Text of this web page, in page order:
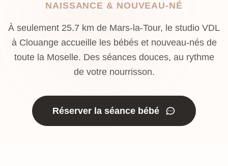
NAISSANCE & NOUVEAU-NÉ
À seulement 25.7 km de Mars-la-Tour, le studio VDL
à Clouange accueille les bébés et nouveau-nés de
toute la Moselle. Des séances douces, au rythme
de votre nourrisson.
Réserver la séance bébé